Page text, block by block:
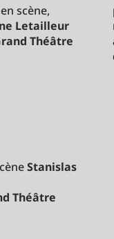
scène,
Letailleur
Théâtre
Stanislas
Théâtre